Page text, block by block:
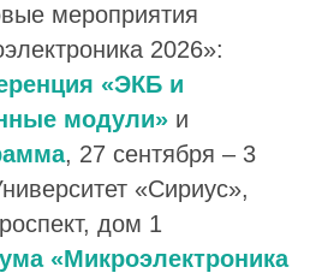
мероприятия
2026»:
«ЭКБ и
модули» и
, 27 сентября – 3
«Сириус»,
дом 1
«Микроэлектроника